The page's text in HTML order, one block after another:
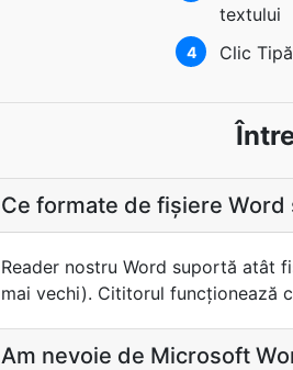
textului
4 Clic
Ce formate de fişiere
Reader nostru Word suportă atât
mai vechi). Cititorul funcționează
Am nevoie de Microsoft